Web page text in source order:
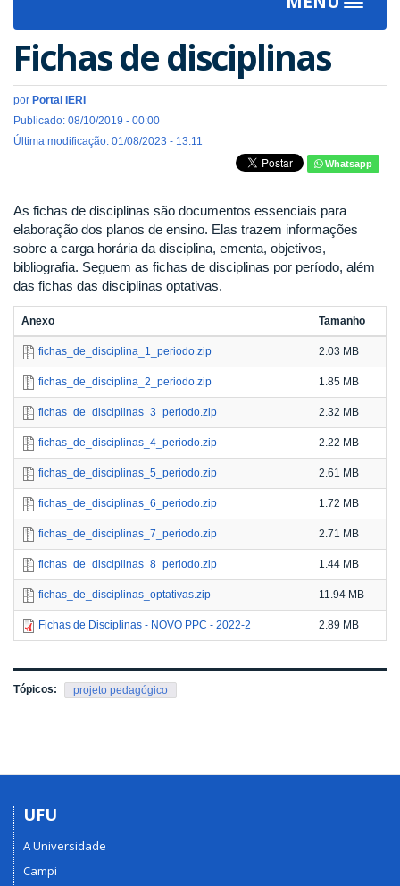
Toggle
Fichas de disciplinas
por Portal IERI
Publicado: 08/10/2019 - 00:00
Última modificação: 01/08/2023 - 13:11
Whatsapp
As fichas de disciplinas são documentos essenciais para
elaboração dos planos de ensino. Elas trazem informações
sobre a carga horária da disciplina, ementa, objetivos,
bibliografia. Seguem as fichas de disciplinas por período, além
das fichas das disciplinas optativas.
Anexo Tamanho
fichas_de_disciplina_1_periodo.zip 2.03 MB
fichas_de_disciplina_2_periodo.zip 1.85 MB
fichas_de_disciplinas_3_periodo.zip 2.32 MB
fichas_de_disciplinas_4_periodo.zip 2.22 MB
fichas_de_disciplinas_5_periodo.zip 2.61 MB
fichas_de_disciplinas_6_periodo.zip 1.72 MB
fichas_de_disciplinas_7_periodo.zip 2.71 MB
fichas_de_disciplinas_8_periodo.zip 1.44 MB
fichas_de_disciplinas_optativas.zip 11.94 MB
Fichas de Disciplinas - NOVO PPC - 2022-2 2.89 MB
Tópicos: projeto pedagógico
UFU
A Universidade
Campi